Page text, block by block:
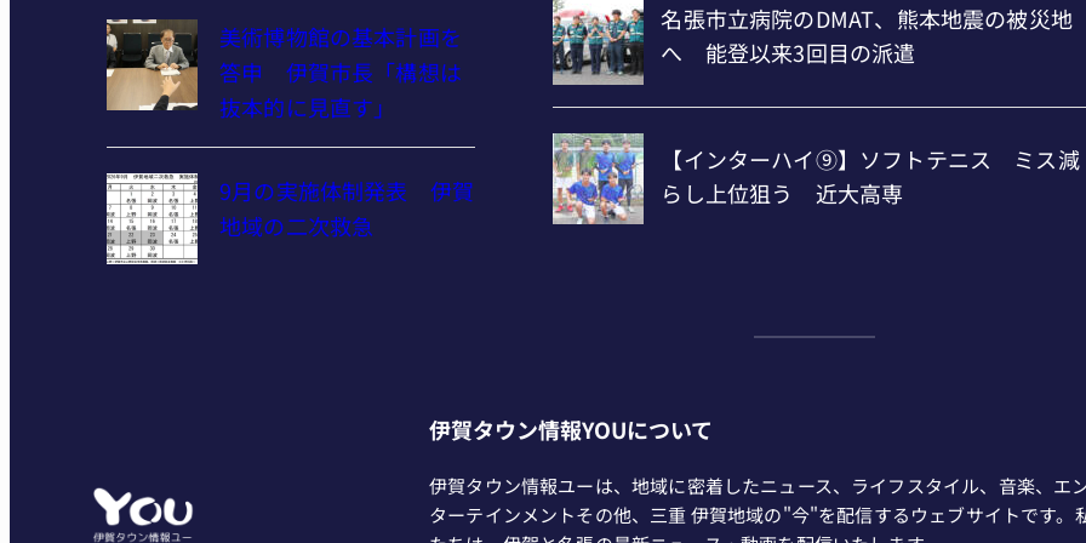
美術博物館の基本計画を
答申 伊賀市長「構想は
抜本的に見直す」
9月の実施体制発表 伊賀
地域の二次救急
伊賀タウン情報YOUについて
伊賀タウン情報ユーは、地域に密着したニュース、ライフスタイル、音楽、エ
ターテインメントその他、三重 伊賀地域の"今"を配信するウェブサイトです。